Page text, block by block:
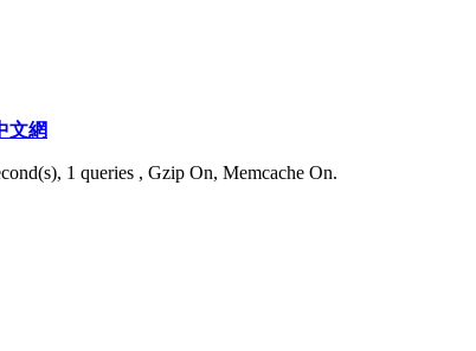
文網
1 queries , Gzip On, Memcache On.